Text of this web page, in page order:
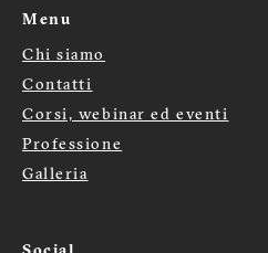
Menu
Menù
Chi siamo
Contatti
Corsi, webinar ed eventi
Professione
Galleria